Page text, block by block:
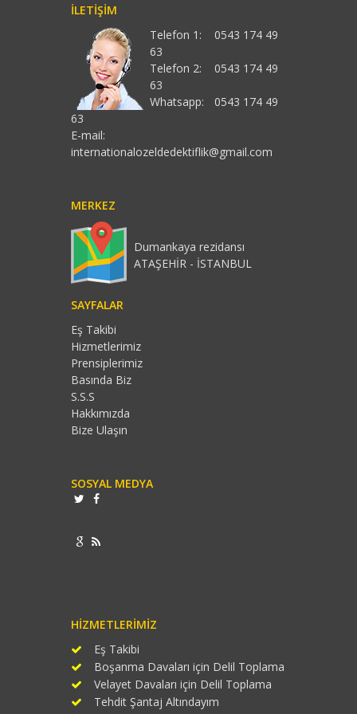
İLETIŞIM
Telefon 1:
0543 174 49
63
Telefon 2:
0543 174 49
63
Whatsapp:
0543 174 49
63
E-mail:
internationalozeldedektiflik@gmail.com
MERKEZ
Dumankaya rezidansı
ATAŞEHİR - İSTANBUL
SAYFALAR
Eş Takibi
Hizmetlerimiz
Prensiplerimiz
Basında Biz
S.S.S
Hakkımızda
Bize Ulaşın
SOSYAL MEDYA
HIZMETLERIMIZ
Eş Takibi
Boşanma Davaları için Delil Toplama
Velayet Davaları için Delil Toplama
Tehdit Şantaj Altındayım